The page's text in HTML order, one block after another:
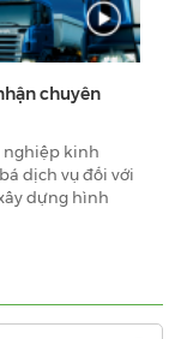
chuyên
nghiệp kinh
dịch vụ đối với
dựng hình